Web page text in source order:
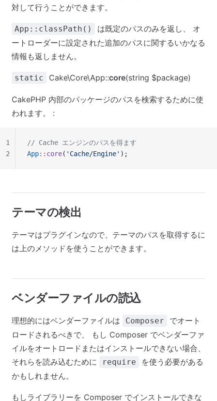
対して行うことができます。
App::classPath()
は既定のパスのみを返し、 オ
ートローダーに設定された追加のパスに関するいかなる
情報も返しません。
static Cake\Core\App::core(string $package)
CakePHP 内部のパッケージのパスを検索するために使
われます。 :
// Cache エンジンのパスを得ます
App:: core( 'Cache/Engine' );
1
2
テーマの検出
テーマはプラグインなので、テーマのパスを取得するに
は上のメソッドを使うことができます。
ベンダーファイルの読込
理想的にはベンダーファイルは Composer
でオート
ロードされるべきで、 もし Composer でベンダーファ
イルをオートロードまたはインストールできない場合、
それらを読み込むために
require
を使う必要がある
かもしれません。
もしライブラリーを Composer でインストールできな